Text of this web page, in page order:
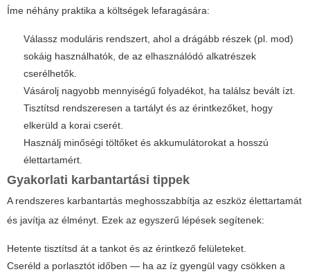
Íme néhány praktika a költségek lefaragására:
Válassz moduláris rendszert, ahol a drágább részek (pl. mod)
sokáig használhatók, de az elhasználódó alkatrészek
cserélhetők.
Vásárolj nagyobb mennyiségű folyadékot, ha találsz bevált ízt.
Tisztítsd rendszeresen a tartályt és az érintkezőket, hogy
elkerüld a korai cserét.
Használj minőségi töltőket és akkumulátorokat a hosszú
élettartamért.
Gyakorlati karbantartási tippek
A rendszeres karbantartás meghosszabbítja az eszköz élettartamát
és javítja az élményt. Ezek az egyszerű lépések segítenek:
Hetente tisztítsd át a tankot és az érintkező felületeket.
Cseréld a porlasztót időben — ha az íz gyengül vagy csökken a